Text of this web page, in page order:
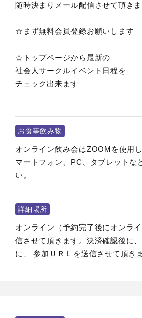
随時決まりメール配信させて頂き
☆まず無料会員登録お願いします
☆トップページから最新の
社会人サークルイベント日程を
チェック出来ます
お食事飲み物
オンライン飲み会はZOOMを使用
マートフォン、PC、タブレットな
い。
詳細場所
オンライン（予約完了後にオンラ
信させて頂きます。決済確認後に
に、 参加ＵＲＬを送信させて頂き